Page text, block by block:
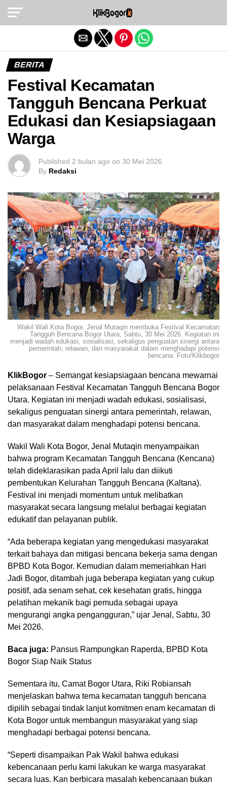
BERITA
Festival Kecamatan
Tangguh Bencana Perkuat
Edukasi dan Kesiapsiagaan
Warga
Published 2 bulan ago on 30 Mei 2026
By Redaksi
Wakil Wali Kota Bogor, Jenal Mutaqin membuka Festival Kecamatan
Tangguh Bencana Bogor Utara, Sabtu, 30 Mei 2026. Kegiatan ini
menjadi wadah edukasi, sosialisasi, sekaligus penguatan sinergi antara
pemerintah, relawan, dan masyarakat dalam menghadapi potensi
bencana. Foto/Klikbogor
KlikBogor – Semangat kesiapsiagaan bencana mewarnai
pelaksanaan Festival Kecamatan Tangguh Bencana Bogor
Utara. Kegiatan ini menjadi wadah edukasi, sosialisasi,
sekaligus penguatan sinergi antara pemerintah, relawan,
dan masyarakat dalam menghadapi potensi bencana.
Wakil Wali Kota Bogor, Jenal Mutaqin menyampaikan
bahwa program Kecamatan Tangguh Bencana (Kencana)
telah dideklarasikan pada April lalu dan diikuti
pembentukan Kelurahan Tangguh Bencana (Kaltana).
Festival ini menjadi momentum untuk melibatkan
masyarakat secara langsung melalui berbagai kegiatan
edukatif dan pelayanan publik.
“Ada beberapa kegiatan yang mengedukasi masyarakat
terkait bahaya dan mitigasi bencana bekerja sama dengan
BPBD Kota Bogor. Kemudian dalam memeriahkan Hari
Jadi Bogor, ditambah juga beberapa kegiatan yang cukup
positif, ada senam sehat, cek kesehatan gratis, hingga
pelatihan mekanik bagi pemuda sebagai upaya
mengurangi angka pengangguran,” ujar Jenal, Sabtu, 30
Mei 2026.
Baca juga: Pansus Rampungkan Raperda, BPBD Kota
Bogor Siap Naik Status
Sementara itu, Camat Bogor Utara, Riki Robiansah
menjelaskan bahwa tema kecamatan tangguh bencana
dipilih sebagai tindak lanjut komitmen enam kecamatan di
Kota Bogor untuk membangun masyarakat yang siap
menghadapi berbagai potensi bencana.
“Seperti disampaikan Pak Wakil bahwa edukasi
kebencanaan perlu kami lakukan ke warga masyarakat
secara luas. Kan berbicara masalah kebencanaan bukan
Exit mobile version